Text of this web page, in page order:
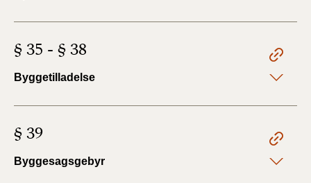
§ 35 - § 38
Byggetilladelse
§ 39
Byggesagsgebyr